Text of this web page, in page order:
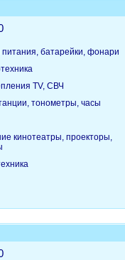
питания, батарейки, фонари
TV, СВЧ
тонометры, часы
кинотеатры, проекторы,